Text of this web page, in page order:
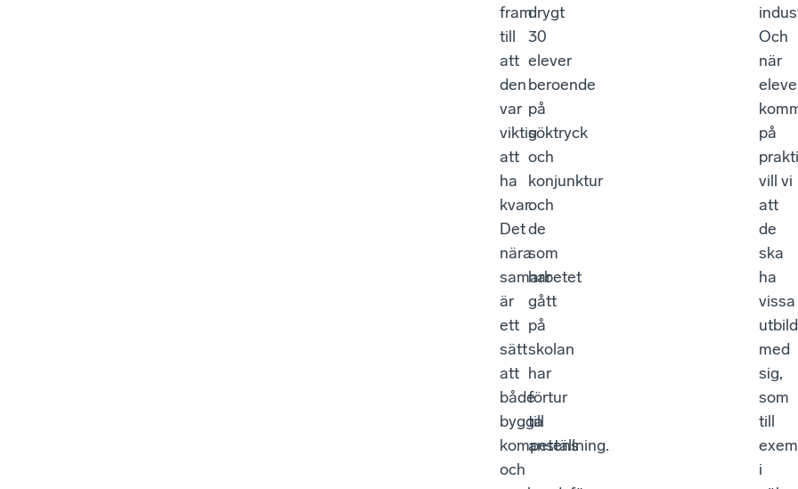
fram
till
att
den
var
viktig
att
ha
kvar.
Det
nära
samarbetet
är
ett
sätt
att
både
bygga
kompetens
och
drygt
30
elever
beroende
på
söktryck
och
konjunktur
och
de
som
har
gått
på
skolan
har
förtur
till
anställning.
Och
när
på
vill vi
att
de
ska
ha
vissa
med
sig,
som
till
i